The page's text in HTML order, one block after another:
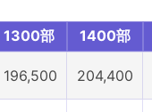
1300部 1400部
196,500 204,400